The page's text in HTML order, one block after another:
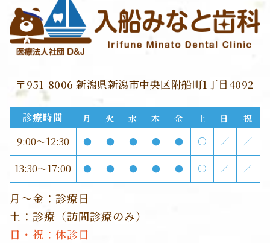
〒951-8006 新潟県新潟市中央区附船町1丁目4092
診療時間 月 火 水 木 金 土 日 祝
9:00～12:30 ● ● ● ● ● ○ ／ ／
13:30～17:00 ● ● ● ● ● ○ ／ ／
月～金：診療日
土：診療（訪問診療のみ）
日・祝：休診日